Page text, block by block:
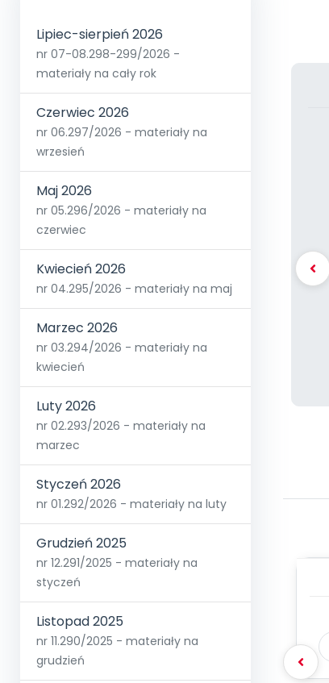
Lipiec-sierpień 2026
nr 07-08.298-299/2026 -
materiały na cały rok
Czerwiec 2026
nr 06.297/2026 - materiały na
wrzesień
Maj 2026
nr 05.296/2026 - materiały na
czerwiec
Kwiecień 2026
nr 04.295/2026 - materiały na maj
Marzec 2026
nr 03.294/2026 - materiały na
kwiecień
Luty 2026
nr 02.293/2026 - materiały na
marzec
Styczeń 2026
nr 01.292/2026 - materiały na luty
Grudzień 2025
nr 12.291/2025 - materiały na
styczeń
Listopad 2025
nr 11.290/2025 - materiały na
grudzień